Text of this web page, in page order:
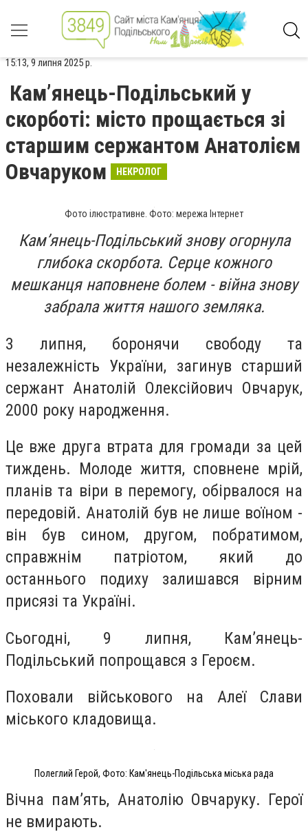
15:13, 9 липня 2025 р.
Кам’янець-Подільський у
скорботі: місто прощається зі
старшим сержантом Анатолієм
Овчаруком
НЕКРОЛОГ
Фото ілюстративне. Фото: мережа Інтернет
Кам’янець-Подільський знову огорнула
глибока скорбота. Серце кожного
мешканця наповнене болем - війна знову
забрала життя нашого земляка.
3 липня, боронячи свободу та
незалежність України, загинув старший
сержант Анатолій Олексійович Овчарук,
2000 року народження.
Це вже друга втрата для громади за цей
тиждень. Молоде життя, сповнене мрій,
планів та віри в перемогу, обірвалося на
передовій. Анатолій був не лише воїном -
він був сином, другом, побратимом,
справжнім патріотом, який до
останнього подиху залишався вірним
присязі та Україні.
Сьогодні, 9 липня, Кам’янець-
Подільський попрощався з Героєм.
Поховали військового на Алеї Слави
міського кладовища.
Полеглий Герой, Фото: Кам'янець-Подільська міська рада
Вічна пам’ять, Анатолію Овчаруку. Герої
не вмирають.